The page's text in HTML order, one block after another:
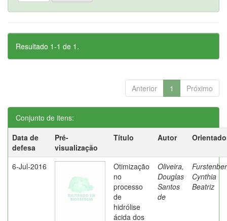
Resultado 1-1 de 1.
Anterior 1 Próximo
Conjunto de itens:
Data de
defesa
Pré-
visualização
Título Autor
6-Jul-2016
Otimização
no
processo
de
hidrólise
ácida dos
Oliveira,
Douglas
Santos
de
Cynthia
Beatriz